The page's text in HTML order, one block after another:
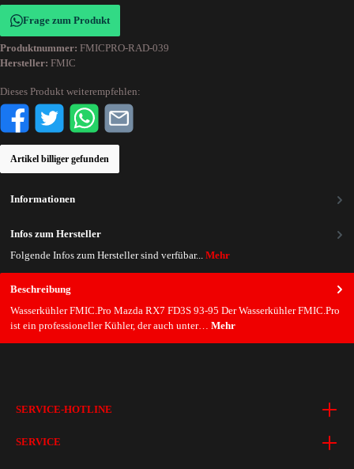
Frage zum Produkt
Produktnummer: FMICPRO-RAD-039
Hersteller: FMIC
Dieses Produkt weiterempfehlen:
Artikel billiger gefunden
Beschreibung
Wasserkühler FMIC.Pro Mazda RX7 FD3S 93-95 Der Wasserkühler FMIC.Pro
ist ein professioneller Kühler, der auch unter… Mehr
Informationen
Infos zum Hersteller
Folgende Infos zum Hersteller sind verfübar... Mehr
SERVICE-HOTLINE
SERVICE